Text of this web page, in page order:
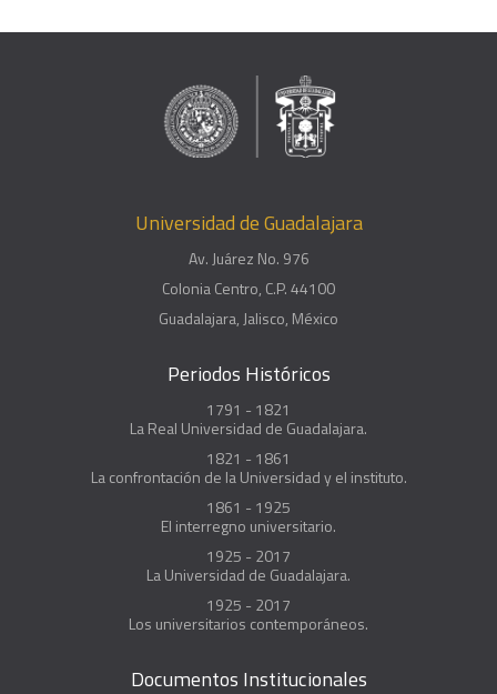
Universidad de Guadalajara
Av. Juárez No. 976
Colonia Centro, C.P. 44100
Guadalajara, Jalisco, México
Periodos Históricos
1791 - 1821
La Real Universidad de Guadalajara.
1821 - 1861
La confrontación de la Universidad y el instituto.
1861 - 1925
El interregno universitario.
1925 - 2017
La Universidad de Guadalajara.
1925 - 2017
Los universitarios contemporáneos.
Documentos Institucionales